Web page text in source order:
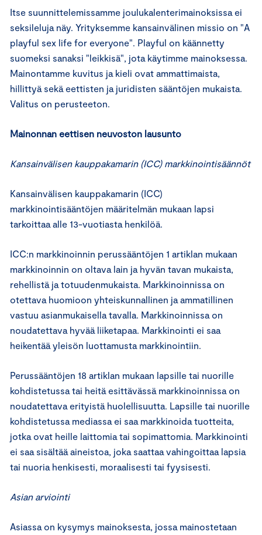
Itse suunnittelemissamme joulukalenterimainoksissa ei
seksileluja näy. Yrityksemme kansainvälinen missio on "A
playful sex life for everyone". Playful on käännetty
suomeksi sanaksi "leikkisä", jota käytimme mainoksessa.
Mainontamme kuvitus ja kieli ovat ammattimaista,
hillittyä sekä eettisten ja juridisten sääntöjen mukaista.
Valitus on perusteeton.
Mainonnan eettisen neuvoston lausunto
Kansainvälisen kauppakamarin (ICC) markkinointisäännöt
Kansainvälisen kauppakamarin (ICC)
markkinointisääntöjen määritelmän mukaan lapsi
tarkoittaa alle 13-vuotiasta henkilöä.
ICC:n markkinoinnin perussääntöjen 1 artiklan mukaan
markkinoinnin on oltava lain ja hyvän tavan mukaista,
rehellistä ja totuudenmukaista. Markkinoinnissa on
otettava huomioon yhteiskunnallinen ja ammatillinen
vastuu asianmukaisella tavalla. Markkinoinnissa on
noudatettava hyvää liiketapaa. Markkinointi ei saa
heikentää yleisön luottamusta markkinointiin.
Perussääntöjen 18 artiklan mukaan lapsille tai nuorille
kohdistetussa tai heitä esittävässä markkinoinnissa on
noudatettava erityistä huolellisuutta. Lapsille tai nuorille
kohdistetussa mediassa ei saa markkinoida tuotteita,
jotka ovat heille laittomia tai sopimattomia. Markkinointi
ei saa sisältää aineistoa, joka saattaa vahingoittaa lapsia
tai nuoria henkisesti, moraalisesti tai fyysisesti.
Asian arviointi
Asiassa on kysymys mainoksesta, jossa mainostetaan